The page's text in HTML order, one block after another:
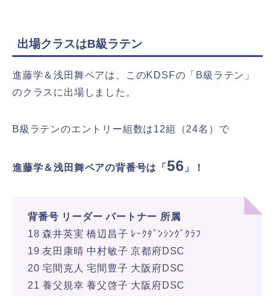
出場クラスはB級ラテン
進藤学＆浅田舞ペアは、このKDSFの「B級ラテン」
のクラスに出場しました。
B級ラテンのエントリー組数は12組（24名）で
進藤学＆浅田舞ペアの背番号は「 56 」！
背番号 リーダー パートナー 所属
18 森井英実 橋辺昌子 ﾚｰｸﾀﾞﾝｼﾝｸﾞｸﾗﾌ
19 友田康晴 中村敏子 京都府DSC
20 宅間克人 宅間豊子 大阪府DSC
21 養父規幸 養父啓子 大阪府DSC